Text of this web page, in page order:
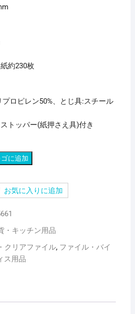
約230枚
ロピレン50%、とじ具:スチール
トッパー(紙押さえ具)付き
に追加
お気に入りに追加
・キッチン用品
クリアファイル, ファイル・バイ
ス用品